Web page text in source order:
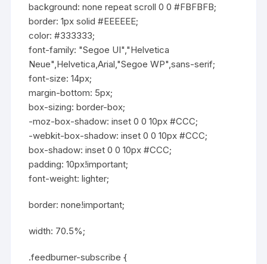
background: none repeat scroll 0 0 #FBFBFB;
border: 1px solid #EEEEEE;
color: #333333;
font-family: "Segoe UI","Helvetica
Neue",Helvetica,Arial,"Segoe WP",sans-serif;
font-size: 14px;
margin-bottom: 5px;
box-sizing: border-box;
-moz-box-shadow: inset 0 0 10px #CCC;
-webkit-box-shadow: inset 0 0 10px #CCC;
box-shadow: inset 0 0 10px #CCC;
padding: 10px!important;
font-weight: lighter;
border: none!important;
width: 70.5%;
.feedburner-subscribe {